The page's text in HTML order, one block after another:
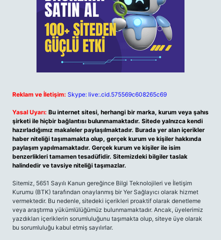
Reklam ve İletişim: Skype: live:.cid.575569c608265c69
Yasal Uyarı: Bu internet sitesi, herhangi bir marka, kurum veya şahıs
şirketi ile hiçbir bağlantısı bulunmamaktadır. Sitede yalnızca kendi
hazırladığımız makaleler paylaşılmaktadır. Burada yer alan içerikler
haber niteliği taşımamakta olup, gerçek kurum ve kişiler hakkında
paylaşım yapılmamaktadır. Gerçek kurum ve kişiler ile isim
benzerlikleri tamamen tesadüfidir. Sitemizdeki bilgiler taslak
halindedir ve tavsiye niteliği taşımazlar.
Sitemiz, 5651 Sayılı Kanun gereğince Bilgi Teknolojileri ve İletişim
Kurumu (BTK) tarafından onaylanmış bir Yer Sağlayıcı olarak hizmet
vermektedir. Bu nedenle, sitedeki içerikleri proaktif olarak denetleme
veya araştırma yükümlülüğümüz bulunmamaktadır. Ancak, üyelerimiz
yazdıkları içeriklerin sorumluluğunu taşımakta olup, siteye üye olarak
bu sorumluluğu kabul etmiş sayılırlar.